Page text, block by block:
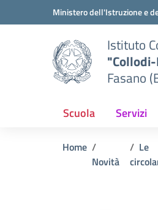
Vai ai contenuti
Vai al menu di navigazione
Ministero dell'Istruzione e
Istituto
Fasano
Scuola Servizi
Home
Novità
Le